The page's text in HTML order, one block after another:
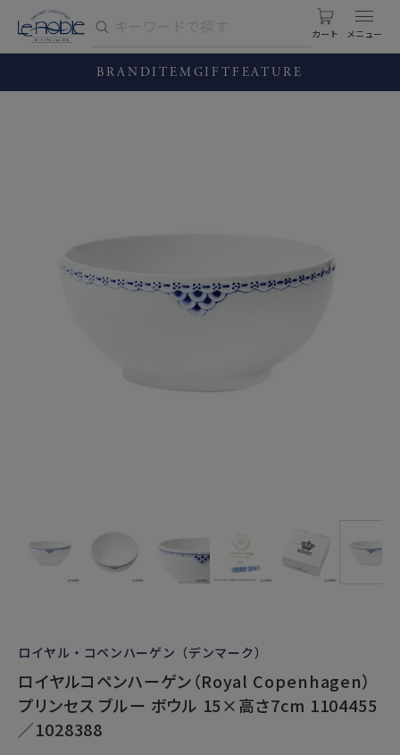
カート
BRANDITEM GIFT FEATURE
ロイヤル・コペンハーゲン（デンマーク）
ロイヤルコペンハーゲン（Royal Copenhagen）
プリンセス ブルー ボウル 15×高さ7cm 1104455
／1028388